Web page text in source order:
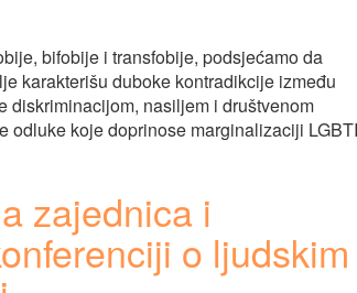
bifobije i transfobije, podsjećamo da
karakterišu duboke kontradikcije između
diskriminacijom, nasiljem i društvenom
odluke koje doprinose marginalizaciji LGBTI
zajednica i
o ljudskim